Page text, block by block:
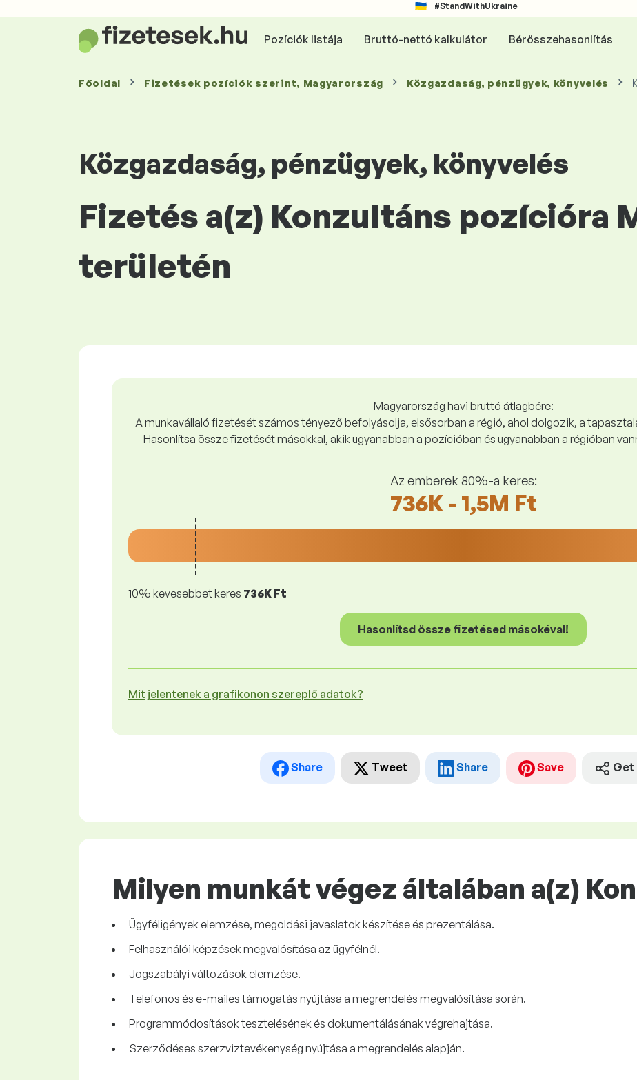
#StandWithUkraine
Pozíciók listája Bruttó-nettó kalkulátor Bérösszehasonlítás
Főoldal Fizetések pozíciók szerint, Magyarország Közgazdaság, pénzügyek, könyvelés
Közgazdaság, pénzügyek, könyvelés
Fizetés a(z) Konzultáns pozícióra
területén
Magyarország havi bruttó átlagbére:
A munkavállaló fizetését számos tényező befolyásolja, elsősorban a régió, ahol dolgozik, a
Hasonlítsa össze fizetését másokkal, akik ugyanabban a pozícióban és ugyanabban a régióban
Az emberek 80%-a keres:
736K - 1,5M Ft
10% kevesebbet keres 736K Ft
Hasonlítsd össze fizetésed másokéval!
Mit jelentenek a grafikonon szereplő adatok?
Share Tweet Share Save Get
Milyen munkát végez általában a(z)
Ügyféligények elemzése, megoldási javaslatok készítése és prezentálása.
Felhasználói képzések megvalósítása az ügyfélnél.
Jogszabályi változások elemzése.
Telefonos és e-mailes támogatás nyújtása a megrendelés megvalósítása során.
Programmódosítások tesztelésének és dokumentálásának végrehajtása.
Szerződéses szerzviztevékenység nyújtása a megrendelés alapján.